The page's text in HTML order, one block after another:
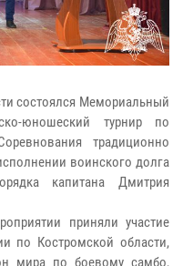
состоялся Мемориальный
юношеский турнир по
традиционно
воинского долга
капитана Дмитрия
приняли участие
по Костромской области,
мира по боевому самбо,